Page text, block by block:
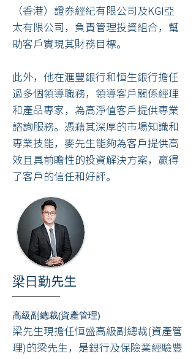
（香港）證券經紀有限公司及KGI亞
太有限公司，負責管理投資組合，幫
助客戶實現其財務目標。
此外，他在滙豐銀行和恒生銀行擔任
過多個領導職務，領導客戶關係經理
和產品專家，為高淨值客戶提供專業
諮詢服務。憑藉其深厚的市場知識和
專業技能，麥先生能夠為客戶提供高
效且具前瞻性的投資解決方案，贏得
了客戶的信任和好評。
梁日勤先生
高級副總裁(資產管理)
梁先生現擔任恒盛高級副總裁(資產管
理)的梁先生，是銀行及保險業經驗豐